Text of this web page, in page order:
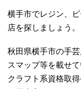
横手市でレジン、
店を探しましょう。
秋田県横手市の手
スマップ等を載せて
クラフト系資格取